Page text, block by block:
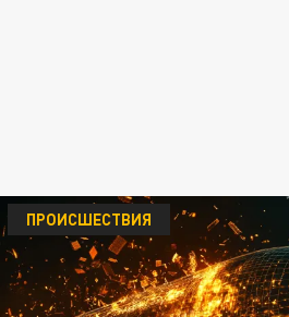
ПРОИСШЕСТВИЯ